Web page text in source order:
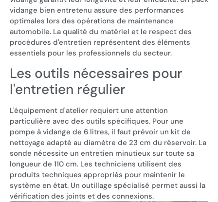
vidange bien entretenu assure des performances
optimales lors des opérations de maintenance
automobile. La qualité du matériel et le respect des
procédures d'entretien représentent des éléments
essentiels pour les professionnels du secteur.
Les outils nécessaires pour
l'entretien régulier
L'équipement d'atelier requiert une attention
particulière avec des outils spécifiques. Pour une
pompe à vidange de 6 litres, il faut prévoir un kit de
nettoyage adapté au diamètre de 23 cm du réservoir. La
sonde nécessite un entretien minutieux sur toute sa
longueur de 110 cm. Les techniciens utilisent des
produits techniques appropriés pour maintenir le
système en état. Un outillage spécialisé permet aussi la
vérification des joints et des connexions.